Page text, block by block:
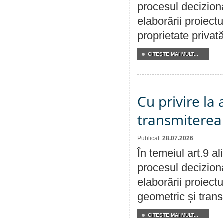
procesul
elaborării
proprietate
CITEŞTE MAI MULT...
Cu privire la
Publicat: 28.07.2026
În temeiul art.9
procesul
elaborării
geometric și
CITEŞTE MAI MULT...